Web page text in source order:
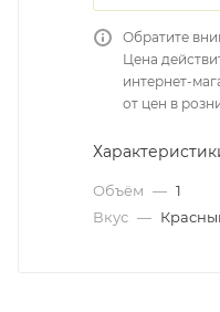
Обратите
Цена
интернет-
от цен в
Объём — 1
Вкус —